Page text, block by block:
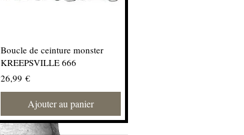
Boucle de ceinture monster
KREEPSVILLE 666
Prix
26,99 €
Ajouter au panier